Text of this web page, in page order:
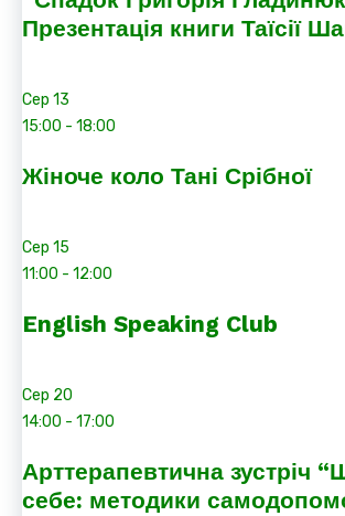
Презентація книги Таїсії
Сер 13
15:00 - 18:00
Жіноче коло Тані Срібної
Сер 15
11:00 - 12:00
English Speaking Club
Сер 20
14:00 - 17:00
Арттерапевтична зустріч
себе: методики